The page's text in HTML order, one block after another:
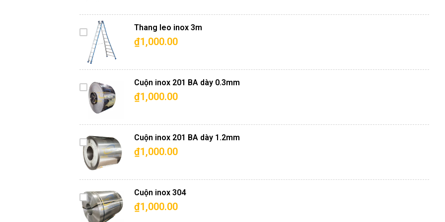
+ Khổ rộng: 1000/1220/1500/1524/1800/2000
+ Chiều dài: 2438/2440/2500/ 3000/4000/6000, …
+ Xuất xứ: Hàn Quốc, Đài Loan, Malaysia, Ấn Độ, Châu Âu
+> Đồ dùng trong nhà bếp: Tủ bếp, bàn ghế, vỉ nướng,…
+> Trang trí nội thất: Làm tủ đồ, cầu thang, lan can, tấm ốp, cửa sổ,..
Thang leo inox 3m
₫1,000.00
Cuộn inox 201 BA dày 0.3mm
₫1,000.00
Cuộn inox 201 BA dày 1.2mm
₫1,000.00
Cuộn inox 304
₫1,000.00